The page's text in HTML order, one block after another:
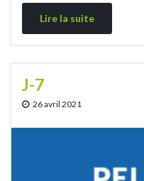
Lire la suite
J-7
26 avril 2021